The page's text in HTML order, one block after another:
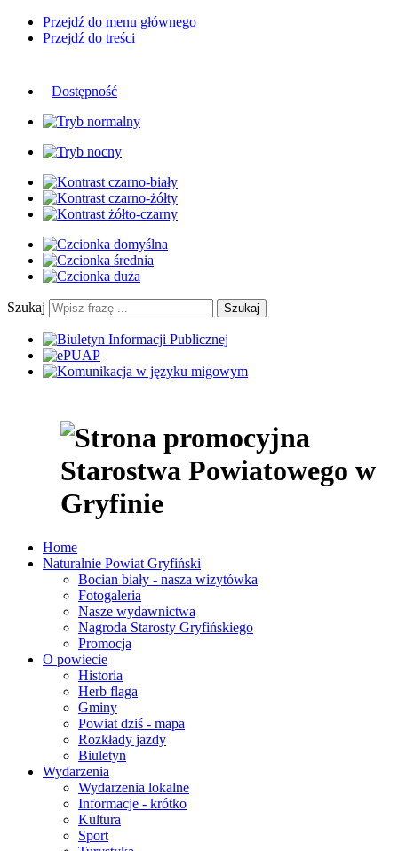
Przejdź do menu głównego
Przejdź do treści
Dostępność
Szukaj Szukaj
Home
Naturalnie Powiat Gryfiński
Bocian biały - nasza wizytówka
Fotogaleria
Nasze wydawnictwa
Nagroda Starosty Gryfińskiego
Promocja
O powiecie
Historia
Herb flaga
Gminy
Powiat dziś - mapa
Rozkłady jazdy
Biuletyn
Wydarzenia
Wydarzenia lokalne
Informacje - krótko
Kultura
Sport